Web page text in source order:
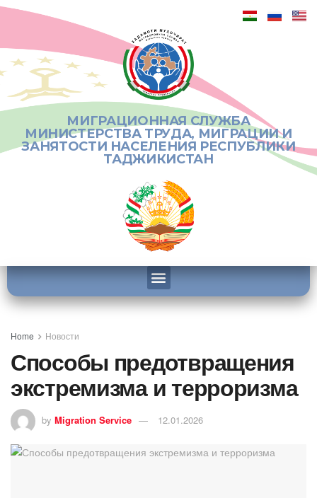
МИГРАЦИОННАЯ СЛУЖБА
МИНИСТЕРСТВА ТРУДА, МИГРАЦИИ И
ЗАНЯТОСТИ НАСЕЛЕНИЯ РЕСПУБЛИКИ
ТАДЖИКИСТАН
Home Новости
Способы предотвращения
экстремизма и терроризма
by Migration Service 12.01.2026